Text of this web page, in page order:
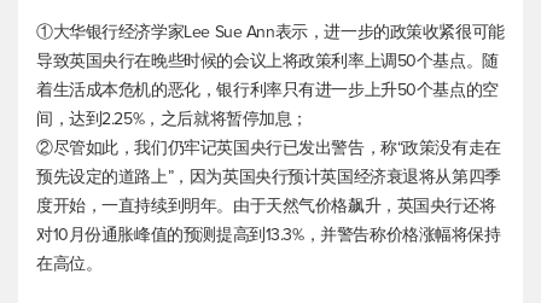
①大华银行经济学家Lee Sue Ann表示，进一步的政策收紧很可能
导致英国央行在晚些时候的会议上将政策利率上调50个基点。随
着生活成本危机的恶化，银行利率只有进一步上升50个基点的空
间，达到2.25%，之后就将暂停加息；
②尽管如此，我们仍牢记英国央行已发出警告，称“政策没有走在
预先设定的道路上”，因为英国央行预计英国经济衰退将从第四季
度开始，一直持续到明年。由于天然气价格飙升，英国央行还将
对10月份通胀峰值的预测提高到13.3%，并警告称价格涨幅将保持
在高位。